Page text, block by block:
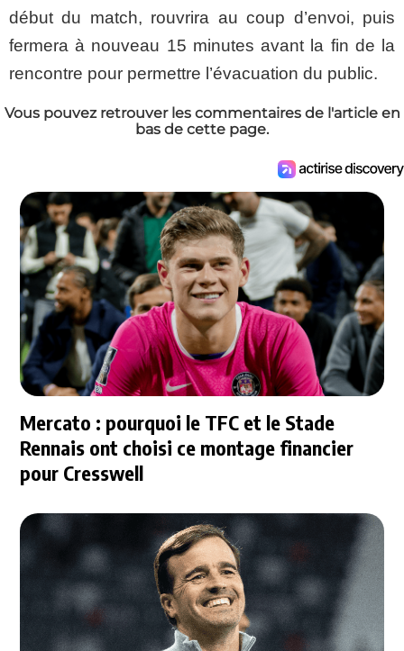
début du match, rouvrira au coup d’envoi, puis
fermera à nouveau 15 minutes avant la fin de la
rencontre pour permettre l’évacuation du public.
Vous pouvez retrouver les commentaires de l'article en
bas de cette page.
Mercato : pourquoi le TFC et le Stade
Rennais ont choisi ce montage financier
pour Cresswell